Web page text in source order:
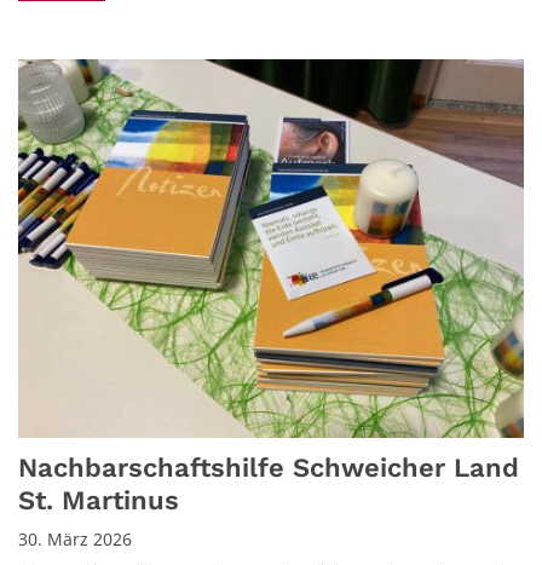
Nachbarschaftshilfe Schweicher Land
St. Martinus
30. März 2026